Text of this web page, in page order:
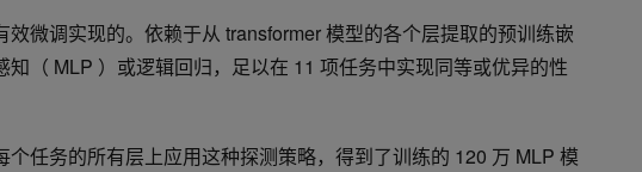
效微调实现的。依赖于从 transformer 模型的各个层提取的预训练嵌
知（ MLP ）或逻辑回归，足以在 11 项任务中实现同等或优异的性
个任务的所有层上应用这种探测策略，得到了训练的 120 万 MLP 模